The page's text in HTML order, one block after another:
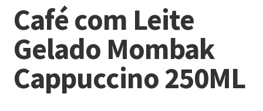
Café com Leite
Gelado Mombak
Cappuccino 250ML